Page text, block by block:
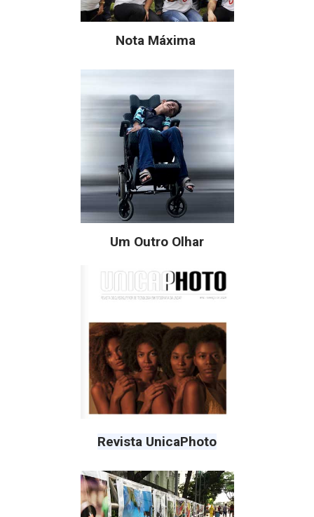
Nota Máxima
Um Outro Olhar
Revista UnicaPhoto